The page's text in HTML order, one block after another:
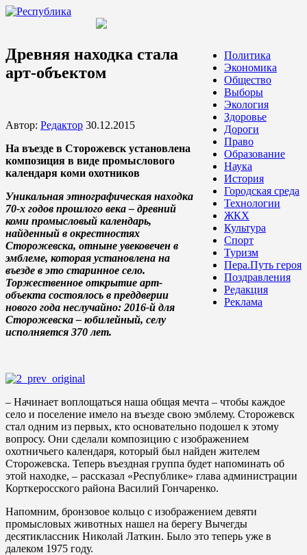
Политика
Экономика
Общество
Выборы
Экология
Здоровье
Дороги
Право
Образование
Наука
История
Городская среда
Технологии
ЖКХ
Культура
Спорт
Туризм
Пера.Путь героя
Поздравления
Редакция
Реклама
Древняя находка стала
арт-объектом
Автор: Редактор 30.12.2015
На въезде в Сторожевск установлена
композиция в виде промыслового
календаря коми охотников
Уникальная этнографическая находка
70-х годов прошлого века – древний
коми промысловый календарь,
найденный в окрестностях
Сторожевска, отныне увековечен в
эмблеме, которая установлена на
въезде в это старинное село.
Торжественное открытие арт-
объекта состоялось в преддверии
нового года неслучайно: 2016-й для
Сторожевска – юбилейный, селу
исполняется 370 лет.
– Начинает воплощаться наша общая мечта – чтобы каждое
село и поселение имело на въезде свою эмблему. Сторожевск
стал одним из первых, кто основательно подошел к этому
вопросу. Они сделали композицию с изображением
охотничьего календаря, который был найден жителем
Сторожевска. Теперь въездная группа будет напоминать об
этой находке, – рассказал «Республике» глава администрации
Корткеросского района Василий Гончаренко.
Напомним, бронзовое кольцо с изображением девяти
промысловых животных нашел на берегу Вычегды
десятиклассник Николай Латкин. Было это теперь уже в
далеком 1975 году.